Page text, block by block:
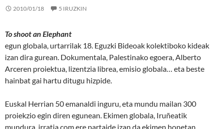
2010/01/18 5 IRUZKIN
To shoot an Elephant
egun globala, urtarrilak 18. Eguzki Bideoak kolektiboko kideak
izan dira gurean. Dokumentala, Palestinako egoera, Alberto
Arceren proiektua, lizentzia librea, emisio globala… eta beste
hainbat gai hartu ditugu hizpide.
Euskal Herrian 50 emanaldi inguru, eta mundu mailan 300
proiekzio egin diren egunean. Ekimen globala, Iruñeatik
mundura. irratia.com ere partaide izan da ekimen honetan